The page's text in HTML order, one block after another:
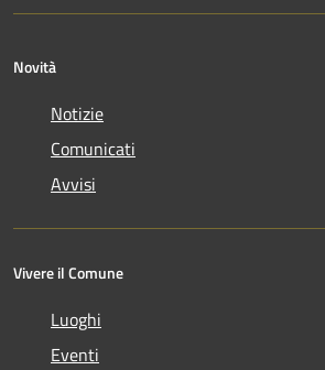
Novità
Notizie
Comunicati
Avvisi
Vivere il Comune
Luoghi
Eventi